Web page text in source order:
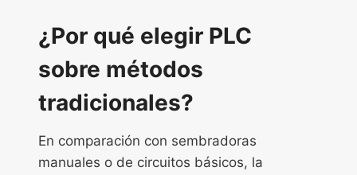
¿Por qué elegir PLC
sobre métodos
tradicionales?
En comparación con sembradoras
manuales o de circuitos básicos, la